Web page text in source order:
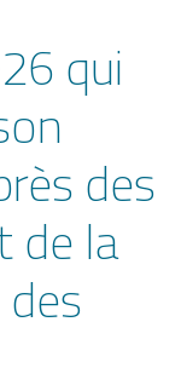
qui
des
de la